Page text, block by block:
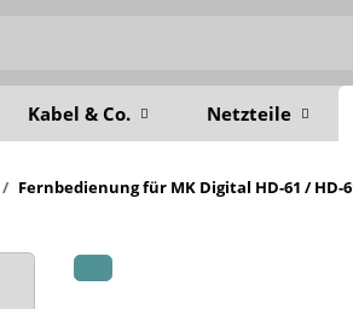
Kabel & Co. Netzteile
Fernbedienung für MK Digital HD-61 / HD-